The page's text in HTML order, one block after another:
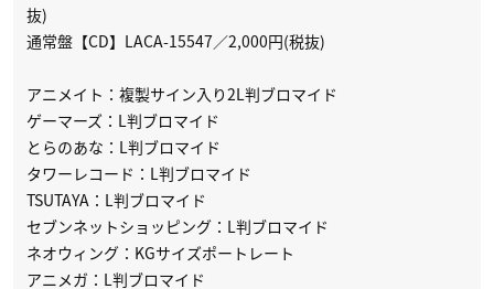
抜)
通常盤【CD】LACA-15547／2,000円(税抜)
アニメイト：複製サイン入り2L判ブロマイド
ゲーマーズ：L判ブロマイド
とらのあな：L判ブロマイド
タワーレコード：L判ブロマイド
TSUTAYA：L判ブロマイド
セブンネットショッピング：L判ブロマイド
ネオウィング：KGサイズポートレート
アニメガ：L判ブロマイド